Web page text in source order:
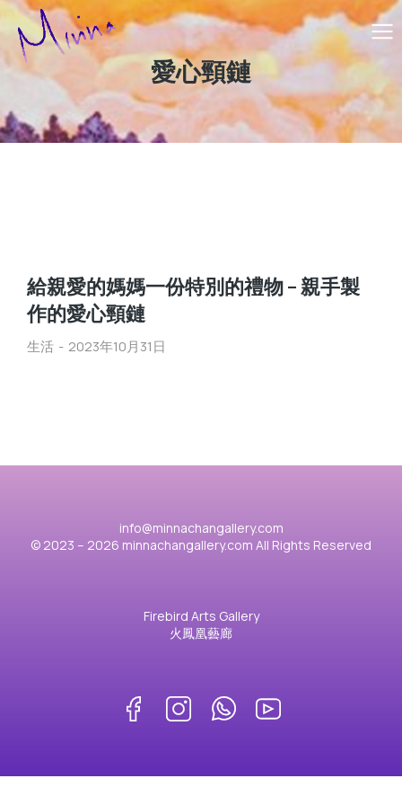
愛心頸鏈
給親愛的媽媽一份特別的禮物 – 親手製
作的愛心頸鏈
生活 2023年10月31日
info@minnachangallery.com
© 2023 – 2026 minnachangallery.com All Rights Reserved
Firebird Arts Gallery
火鳳凰藝廊